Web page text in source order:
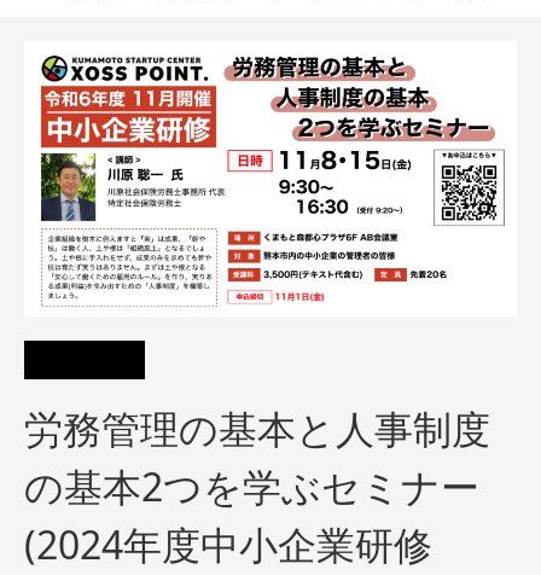
労務管理の基本と人事制度
の基本2つを学ぶセミナー
(2024年度中小企業研修